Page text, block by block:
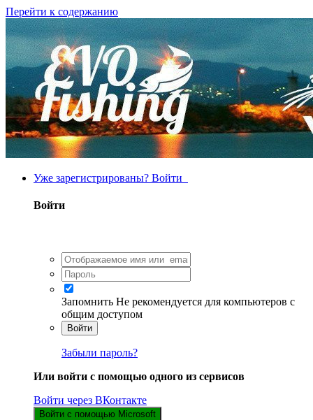
Перейти к содержанию
Уже зарегистрированы? Войти
Войти
Запомнить Не рекомендуется для компьютеров с
общим доступом
Войти
Забыли пароль?
Или войти с помощью одного из сервисов
Войти через ВКонтакте
Войти с помощью Microsoft